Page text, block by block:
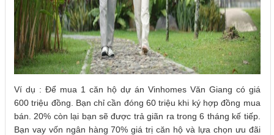
Ví dụ : Để mua 1 căn hộ dự án Vinhomes Văn Giang có giá
600 triệu đồng. Bạn chỉ cần đóng 60 triệu khi ký hợp đồng mua
bán. 20% còn lại bạn sẽ được trả giãn ra trong 6 tháng kế tiếp.
Bạn vay vốn ngân hàng 70% giá trị căn hộ và lựa chọn ưu đãi